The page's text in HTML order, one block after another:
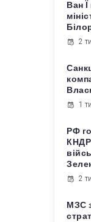
Ван
2
1
РФ
2
МЗС